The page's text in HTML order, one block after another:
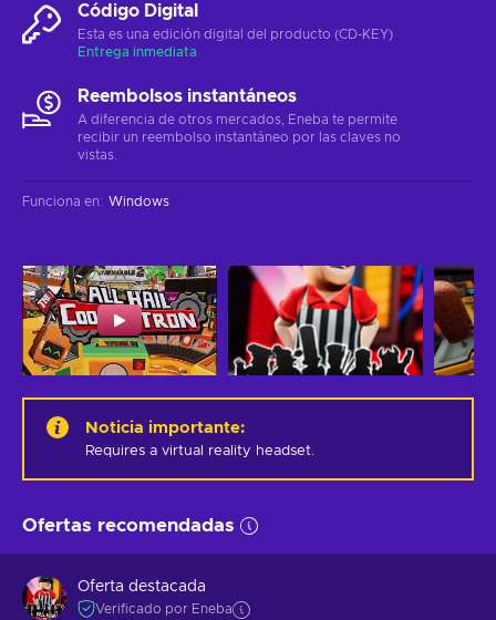
Código Digital
Esta es una edición digital del producto (CD-KEY)
Entrega inmediata
Reembolsos instantáneos
A diferencia de otros mercados, Eneba te permite
recibir un reembolso instantáneo por las claves no
vistas.
Funciona en: Windows
Noticia importante:
Requires a virtual reality headset.
Ofertas recomendadas
Oferta destacada
Verificado por Eneba